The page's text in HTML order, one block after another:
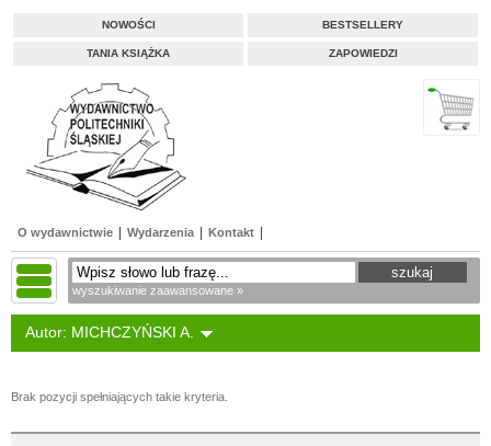
NOWOŚCI BESTSELLERY
TANIA KSIĄŻKA ZAPOWIEDZI
O wydawnictwie Wydarzenia Kontakt
wyszukiwanie zaawansowane »
Autor: MICHCZYŃSKI A.
Brak pozycji spełniających takie kryteria.